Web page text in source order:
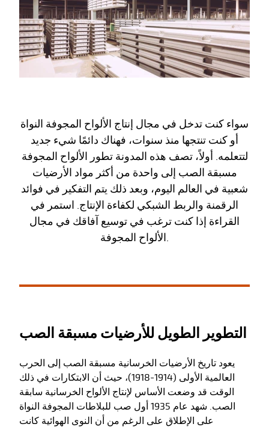
سواء كنت تدخل في مجال إنتاج الألواح المجوفة النواة
أو كنت تنتجها منذ سنوات، فهناك دائمًا شيء جديد
لتتعلمه. أولاً، تصف هذه المدونة تطور الألواح المجوفة
مسبقة الصب إلى واحدة من أكثر مواد الأرضيات
شعبية في العالم اليوم، وبعد ذلك يتم التفكير في فوائد
الرقمنة والربط الشبكي لكفاءة الإنتاج. استمر في
القراءة إذا كنت ترغب في توسيع آفاقك في مجال
الألواح المجوفة.
التطوير الطويل للأرضيات مسبقة الصب
يعود تاريخ الأرضيات الخرسانية مسبقة الصب إلى الحرب
العالمية الأولى (1914-1918)، حيث أن الابتكارات في ذلك
الوقت قد وضعت الأساس لإنتاج الألواح الخرسانية سابقة
الصب. شهد عام 1935 أول صب للبلاطات المجوفة النواة
على الإطلاق على الرغم من أن النوى الهوائية كانت